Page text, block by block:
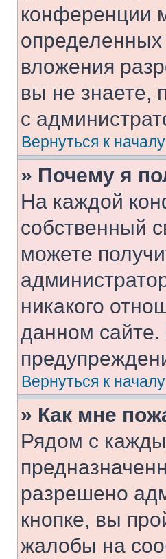
конференции
вложения
вы не знаете,
с
Вернуться к началу
» Почему я
На каждой
собственный
можете
никакого
данном сайте.
Вернуться к началу
» Как мне
Рядом с
разрешено
кнопке, вы
жалобы на